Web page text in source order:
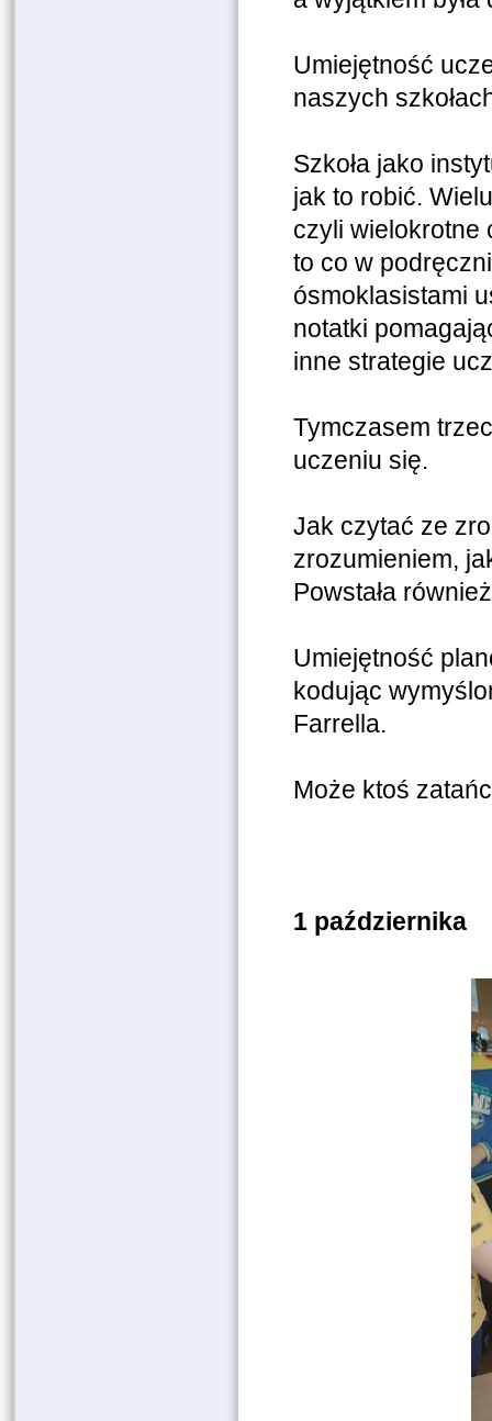
Umiejętność
naszych
Szkoła jako
jak to robić.
czyli wielokrotne
to co w
ósmoklasistami
notatki
inne strategie
Tymczasem
uczeniu się.
Jak czytać ze
zrozumieniem,
Powstała
Umiejętność
kodując
Farrella.
Może ktoś
1 października